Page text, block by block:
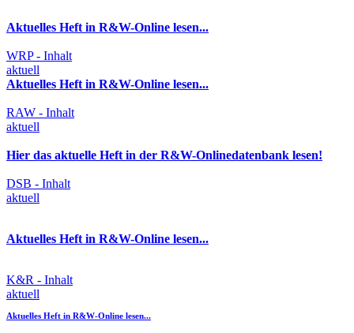
Aktuelles Heft in R&W-Online lesen...
WRP - Inhalt
aktuell
Aktuelles Heft in R&W-Online lesen...
RAW - Inhalt
aktuell
Hier das aktuelle Heft in der R&W-Onlinedatenbank lesen!
DSB - Inhalt
aktuell
Aktuelles Heft in R&W-Online lesen...
K&R - Inhalt
aktuell
Aktuelles Heft in R&W-Online lesen...